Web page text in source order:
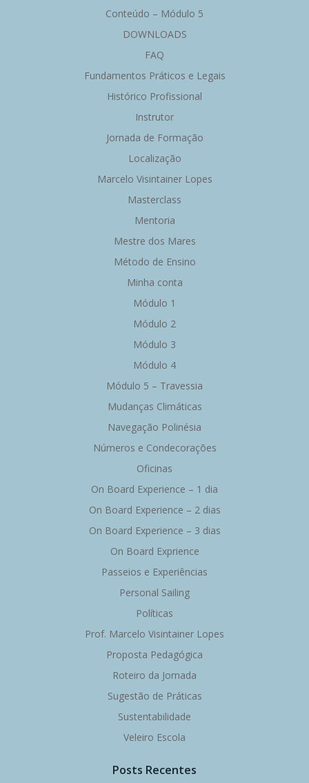
Conteúdo – Módulo 5
DOWNLOADS
FAQ
Fundamentos Práticos e Legais
Histórico Profissional
Instrutor
Jornada de Formação
Localização
Marcelo Visintainer Lopes
Masterclass
Mentoria
Mestre dos Mares
Método de Ensino
Minha conta
Módulo 1
Módulo 2
Módulo 3
Módulo 4
Módulo 5 – Travessia
Mudanças Climáticas
Navegação Polinésia
Números e Condecorações
Oficinas
On Board Experience – 1 dia
On Board Experience – 2 dias
On Board Experience – 3 dias
On Board Exprience
Passeios e Experiências
Personal Sailing
Políticas
Prof. Marcelo Visintainer Lopes
Proposta Pedagógica
Roteiro da Jornada
Sugestão de Práticas
Sustentabilidade
Veleiro Escola
Posts Recentes